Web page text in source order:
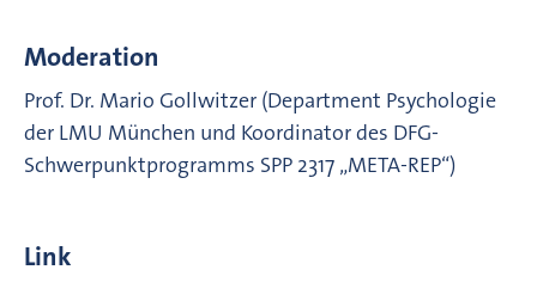
Moderation
Prof. Dr. Mario Gollwitzer (Department Psychologie
der LMU München und Koordinator des DFG-
Schwerpunktprogramms SPP 2317 „META-REP“)
Link